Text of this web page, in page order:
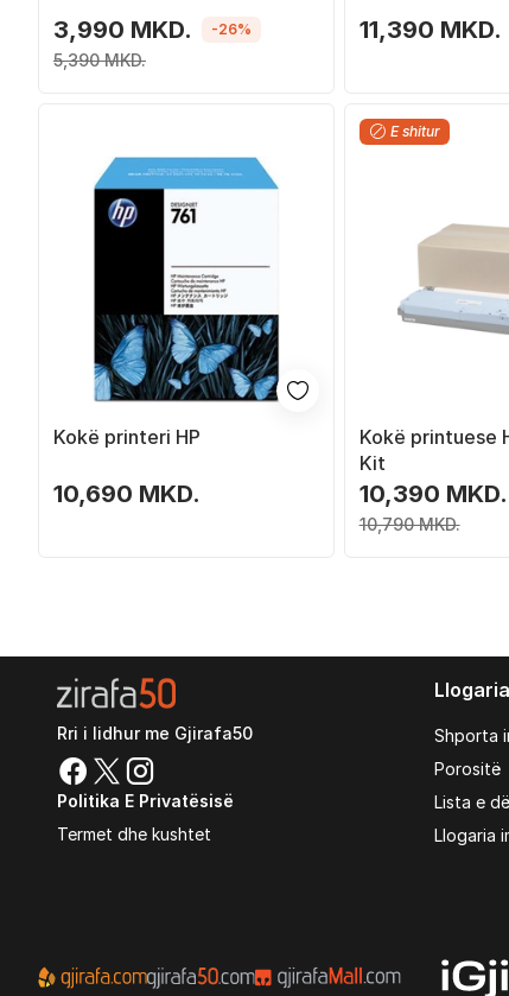
3,990 MKD.
5,390 MKD.
-26% 11,390 MKD.
Kokë printeri HP
10,690 MKD.
E shitur
Kokë printuese
Kit
10,390 MKD.
10,790 MKD.
Rri i lidhur me Gjirafa50
Politika E Privatësisë
Termet dhe kushtet
Llogaria
Shporta
Porositë
Lista e
Llogaria